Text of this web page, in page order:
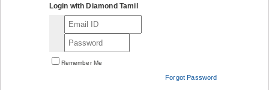
Login with Diamond Tamil
Remember Me
Forgot Password